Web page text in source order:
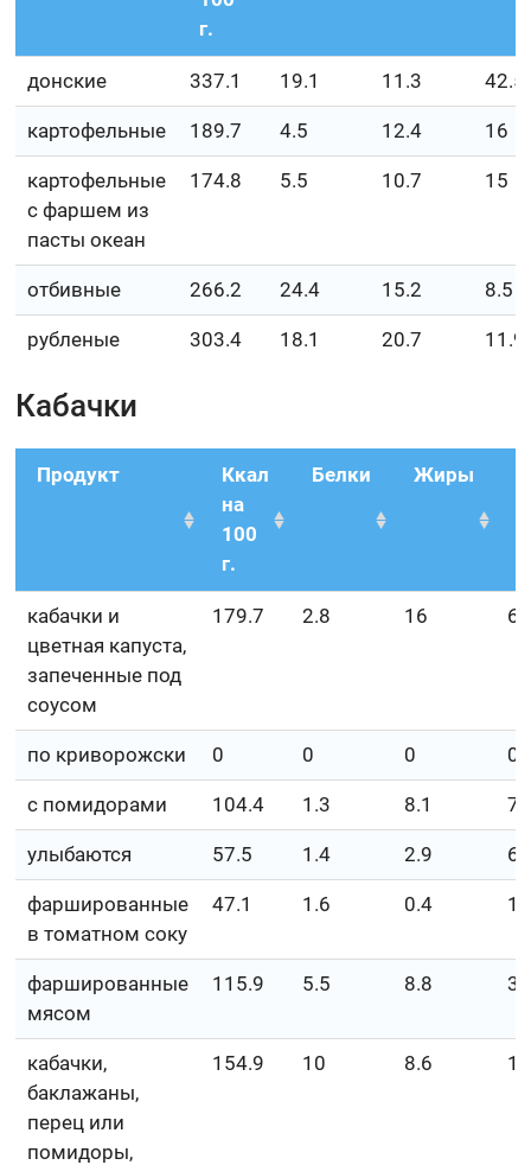
г.
донские 337.1 19.1 11.3 42.5
картофельные 189.7 4.5 12.4 16
картофельные
с фаршем из
пасты океан
174.8 5.5 10.7 15
отбивные 266.2 24.4 15.2 8.5
рубленые 303.4 18.1 20.7 11.9
Кабачки
Продукт
Ккал
на
100
г.
Белки Жиры
кабачки и
цветная капуста,
запеченные под
соусом
179.7 2.8 16
по криворожски 0 0 0 0
с помидорами 104.4 1.3 8.1
улыбаются 57.5 1.4 2.9
фаршированные
в томатном соку
47.1 1.6 0.4 10
фаршированные
мясом
115.9 5.5 8.8
кабачки,
баклажаны,
перец или
помидоры,
154.9 10 8.6 10